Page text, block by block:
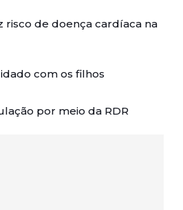
de doença cardíaca na
com os filhos
por meio da RDR